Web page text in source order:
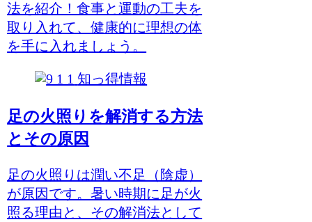
法を紹介！食事と運動の工夫を
取り入れて、健康的に理想の体
を手に入れましょう。
知っ得情報
足の火照りを解消する方法
とその原因
足の火照りは潤い不足（陰虚）
が原因です。暑い時期に足が火
照る理由と、その解消法として